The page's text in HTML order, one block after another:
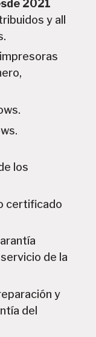
2021
y all
los
certificado
de la
y
del